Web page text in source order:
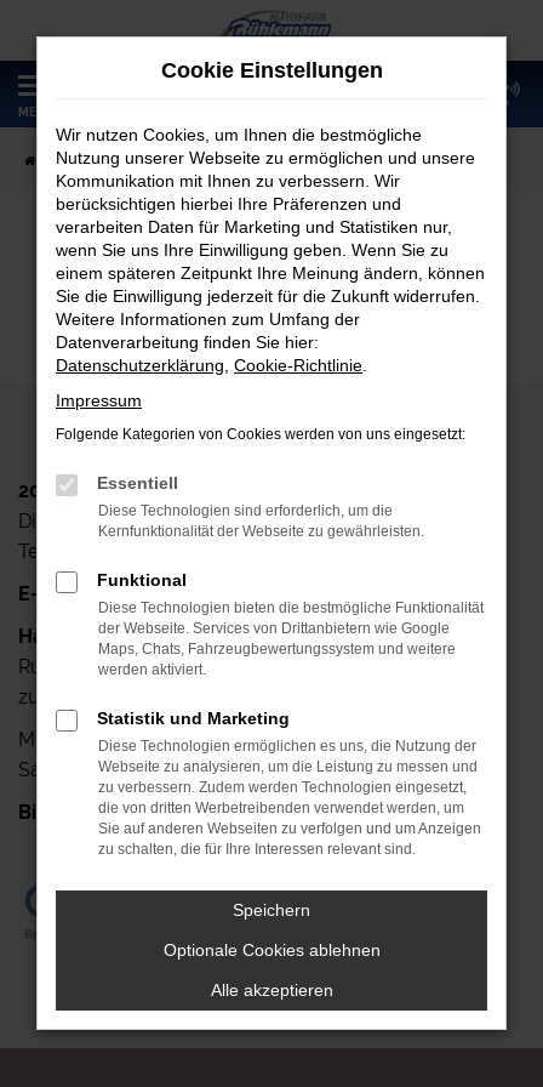
Zum
Hauptinhalt
springen
MENÜ
Startseite Fahrzeugangebote Fahrzeugmarkt
Fahrzeugmarkt
2024 Autohaus Rühlemann GmbH
Dieskaustr. 102, D-04249 Leipzig
Telefax: +49 341-42640-25
E-Mail:
info@autohaus-ruehlemann.de
Haben Sie noch Fragen?
Rufen Sie uns doch einfach an, wir stehen Ihnen gerne
zur Verfügung.
Mo.- Fr.: 7.00 Uhr bis 18.00 Uhr
Sa.: 08.00 Uhr bis 13.00 Uhr
Bis gleich! +49 341-42640-0
Cookie Einstellungen
Wir nutzen Cookies, um Ihnen die bestmögliche
Nutzung unserer Webseite zu ermöglichen und unsere
Kommunikation mit Ihnen zu verbessern. Wir
berücksichtigen hierbei Ihre Präferenzen und
verarbeiten Daten für Marketing und Statistiken nur,
wenn Sie uns Ihre Einwilligung geben. Wenn Sie zu
einem späteren Zeitpunkt Ihre Meinung ändern, können
Sie die Einwilligung jederzeit für die Zukunft widerrufen.
Weitere Informationen zum Umfang der
Datenverarbeitung finden Sie hier:
Datenschutzerklärung Cookie-Richtlinie
Impressum
Folgende Kategorien von Cookies werden von uns eingesetzt:
Essentiell
Diese Technologien sind erforderlich, um die
Kernfunktionalität der Webseite zu gewährleisten.
Funktional
Diese Technologien bieten die bestmögliche Funktionalität
der Webseite. Services von Drittanbietern wie Google
Maps, Chats, Fahrzeugbewertungssystem und weitere
werden aktiviert.
Statistik und Marketing
Diese Technologien ermöglichen es uns, die Nutzung der
Webseite zu analysieren, um die Leistung zu messen und
zu verbessern. Zudem werden Technologien eingesetzt,
die von dritten Werbetreibenden verwendet werden, um
Sie auf anderen Webseiten zu verfolgen und um Anzeigen
zu schalten, die für Ihre Interessen relevant sind.
Speichern
Optionale Cookies ablehnen
Alle akzeptieren